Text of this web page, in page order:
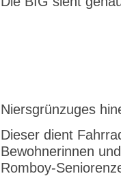
Niersgrünzuges
Dieser dient
Bewohnerinnen
Romboy-